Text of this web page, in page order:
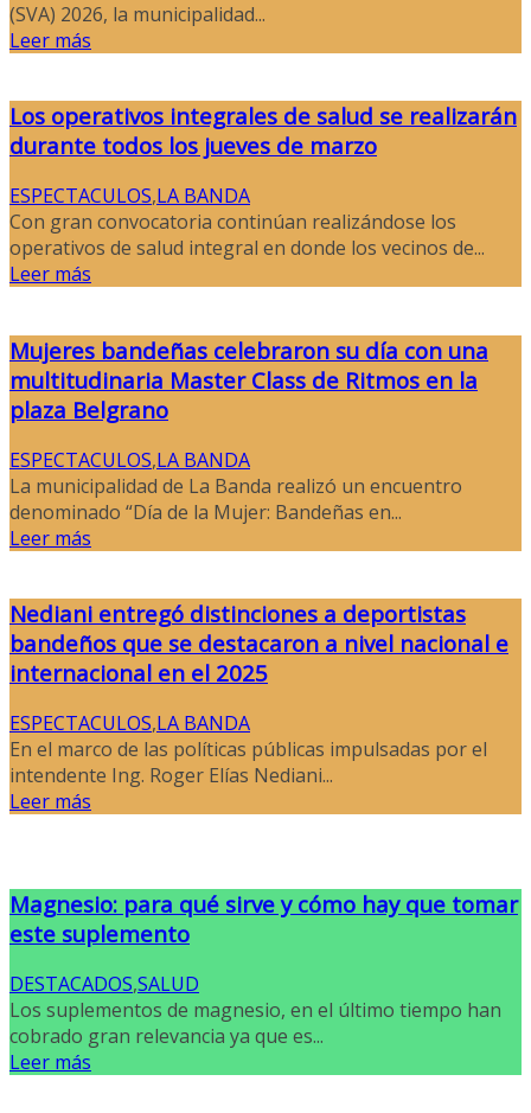
(SVA) 2026, la municipalidad...
Leer más
Los operativos integrales de salud se realizarán
durante todos los jueves de marzo
ESPECTACULOS,LA BANDA
Con gran convocatoria continúan realizándose los
operativos de salud integral en donde los vecinos de...
Leer más
Mujeres bandeñas celebraron su día con una
multitudinaria Master Class de Ritmos en la
plaza Belgrano
ESPECTACULOS,LA BANDA
La municipalidad de La Banda realizó un encuentro
denominado “Día de la Mujer: Bandeñas en...
Leer más
Nediani entregó distinciones a deportistas
bandeños que se destacaron a nivel nacional e
internacional en el 2025
ESPECTACULOS,LA BANDA
En el marco de las políticas públicas impulsadas por el
intendente Ing. Roger Elías Nediani...
Leer más
Magnesio: para qué sirve y cómo hay que tomar
este suplemento
DESTACADOS,SALUD
Los suplementos de magnesio, en el último tiempo han
cobrado gran relevancia ya que es...
Leer más